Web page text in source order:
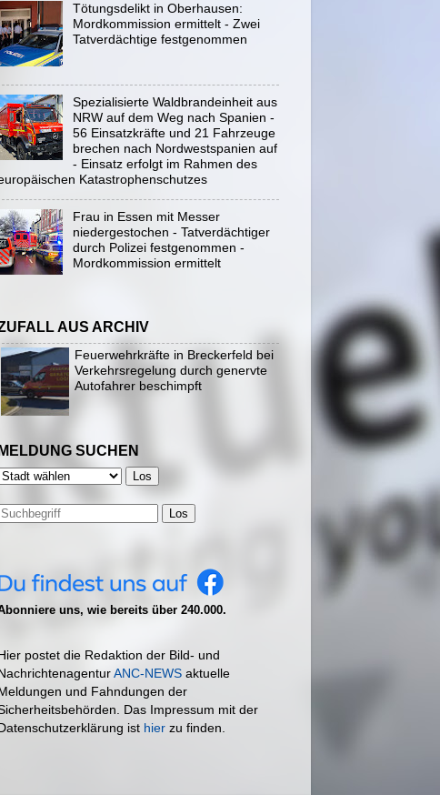
Tötungsdelikt in Oberhausen:
Mordkommission ermittelt - Zwei
Tatverdächtige festgenommen
Spezialisierte Waldbrandeinheit aus
NRW auf dem Weg nach Spanien -
56 Einsatzkräfte und 21 Fahrzeuge
brechen nach Nordwestspanien auf
- Einsatz erfolgt im Rahmen des
Katastrophenschutzes
Frau in Essen mit Messer
niedergestochen - Tatverdächtiger
durch Polizei festgenommen -
Mordkommission ermittelt
AUS ARCHIV
Feuerwehrkräfte in Breckerfeld bei
Verkehrsregelung durch genervte
Autofahrer beschimpft
MELDUNG SUCHEN
Los
uns, wie bereits über 240.000.
postet die Redaktion der Bild- und
ANC-NEWS aktuelle
und Fahndungen der
Das Impressum mit der
ist hier zu finden.